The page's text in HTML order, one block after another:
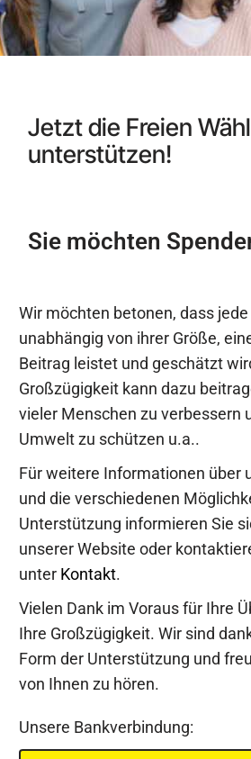
Jetzt die Freien
unterstützen!
Sie möchten
Wir möchten betonen, dass jede
unabhängig von ihrer Größe,
Beitrag leistet und geschätzt
Großzügigkeit kann dazu
vieler Menschen zu verbessern
Umwelt zu schützen u.a..
Für weitere Informationen über
und die verschiedenen
Unterstützung informieren Sie
unserer Website oder
unter Kontakt.
Vielen Dank im Voraus für Ihre
Ihre Großzügigkeit. Wir sind
Form der Unterstützung und
von Ihnen zu hören.
Unsere Bankverbindung:
Vereinbarkeit von
und Verkehr.